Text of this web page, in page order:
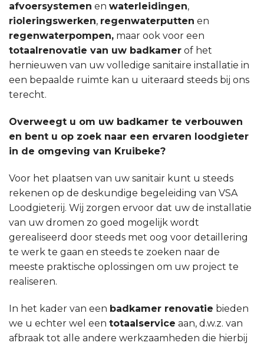
afvoersystemen en waterleidingen,
rioleringswerken, regenwaterputten en
regenwaterpompen, maar ook voor een
totaalrenovatie van uw badkamer of het
hernieuwen van uw volledige sanitaire installatie in
een bepaalde ruimte kan u uiteraard steeds bij ons
terecht.
Overweegt u om uw badkamer te verbouwen
en bent u op zoek naar een ervaren loodgieter
in de omgeving van Kruibeke?
Voor het plaatsen van uw sanitair kunt u steeds
rekenen op de deskundige begeleiding van VSA
Loodgieterij. Wij zorgen ervoor dat uw de installatie
van uw dromen zo goed mogelijk wordt
gerealiseerd door steeds met oog voor detaillering
te werk te gaan en steeds te zoeken naar de
meeste praktische oplossingen om uw project te
realiseren.
In het kader van een badkamer renovatie bieden
we u echter wel een totaalservice aan, d.w.z. van
afbraak tot alle andere werkzaamheden die hierbij